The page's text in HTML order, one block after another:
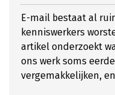
E-mail bestaat al
kenniswerkers
artikel onderzoekt
ons werk soms
vergemakkelijken,